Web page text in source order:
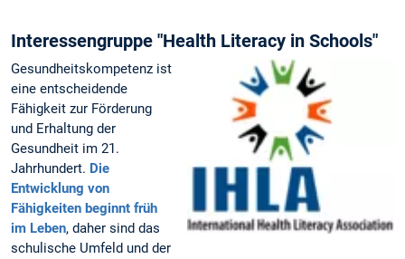
Interessengruppe "Health Literacy in Schools"
Gesundheitskompetenz ist
eine entscheidende
Fähigkeit zur Förderung
und Erhaltung der
Gesundheit im 21.
Jahrhundert. Die
Entwicklung von
Fähigkeiten beginnt früh
im Leben, daher sind das
schulische Umfeld und der